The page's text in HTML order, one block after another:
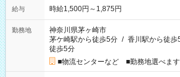
給与 時給1,500円～1,875円
勤務地
神奈川県茅ヶ崎市
茅ケ崎駅から徒歩5分 / 香川駅から徒歩
徒歩5分
■物流センターなど ■勤務地選べます